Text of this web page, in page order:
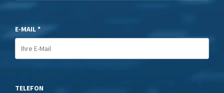
E-MAIL *
TELEFON